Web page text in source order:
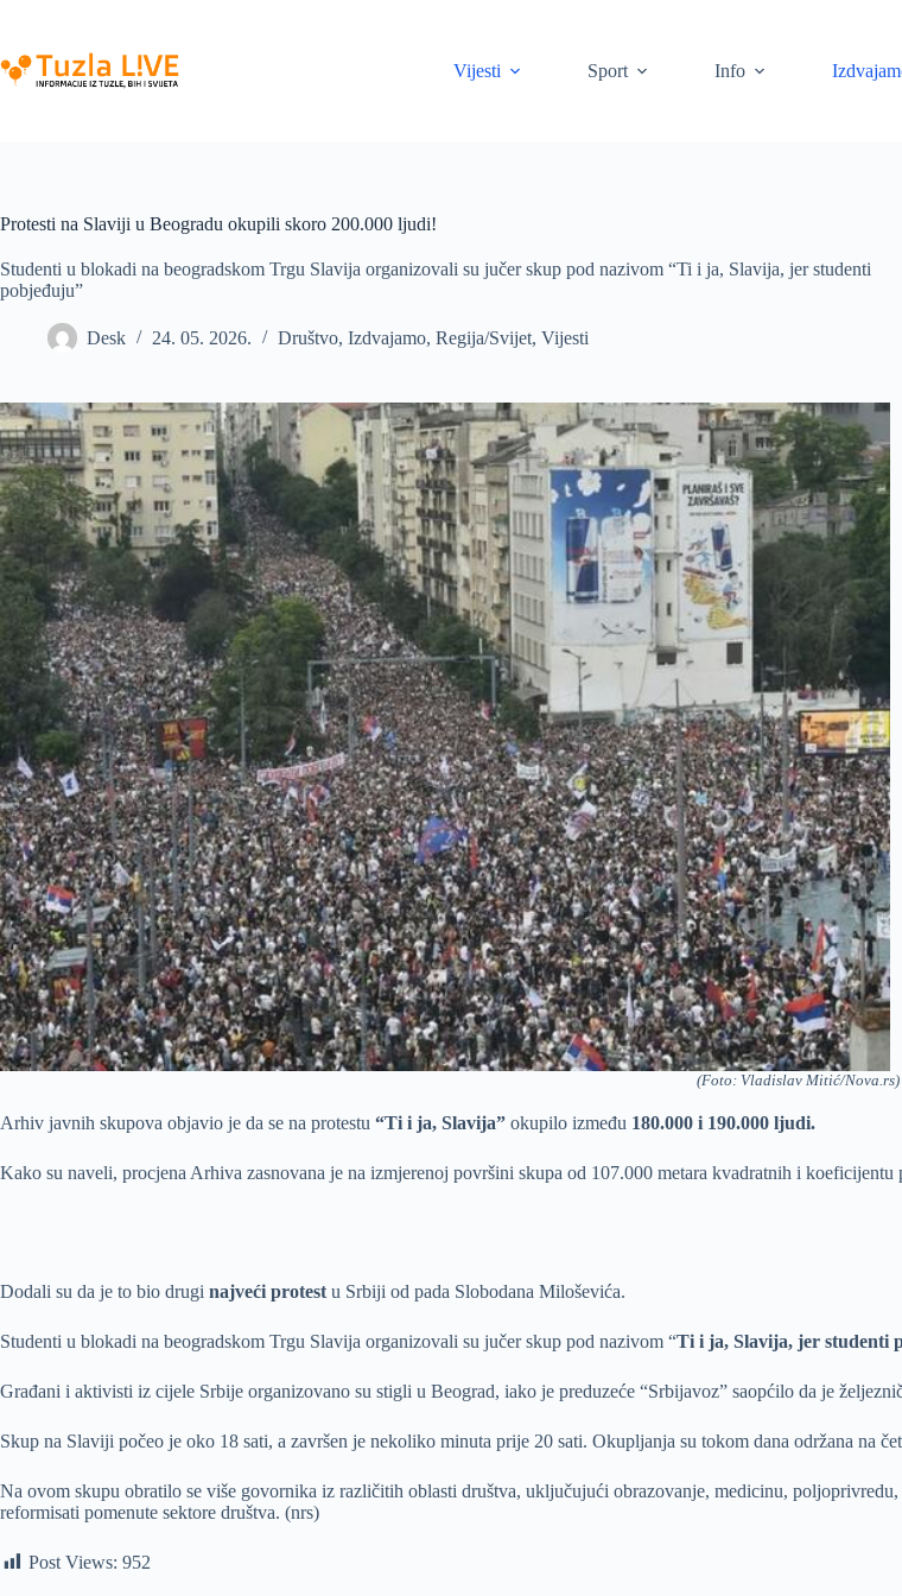
content
Vijesti
Sport Info
Protesti na Slaviji u Beogradu okupili skoro 200.000 ljudi!
Studenti u blokadi na beogradskom Trgu Slavija organizovali su jučer skup pod nazivom “Ti i ja, Slavija, jer studenti
pobjeđuju”
Desk 24. 05. 2026. Društvo, Izdvajamo, Regija/Svijet, Vijesti
(Foto: Vladislav Mitić/Nova.rs)
Arhiv javnih skupova objavio je da se na protestu “Ti i ja, Slavija” okupilo između 180.000 i 190.000 ljudi.
Kako su naveli, procjena Arhiva zasnovana je na izmjerenoj površini skupa od 107.000 metara kvadratnih i
Dodali su da je to bio drugi najveći protest u Srbiji od pada Slobodana Miloševića.
Studenti u blokadi na beogradskom Trgu Slavija organizovali su jučer skup pod nazivom “Ti i ja, Slavija, jer studenti
Građani i aktivisti iz cijele Srbije organizovano su stigli u Beograd, iako je preduzeće “Srbijavoz” saopćilo da je
Skup na Slaviji počeo je oko 18 sati, a završen je nekoliko minuta prije 20 sati. Okupljanja su tokom dana održana na
Na ovom skupu obratilo se više govornika iz različitih oblasti društva, uključujući obrazovanje, medicinu,
reformisati pomenute sektore društva. (nrs)
Post Views: 952